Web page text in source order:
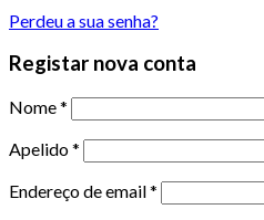
Perdeu a sua senha?
Registar nova conta
Nome*
Apelido*
Endereço de email*